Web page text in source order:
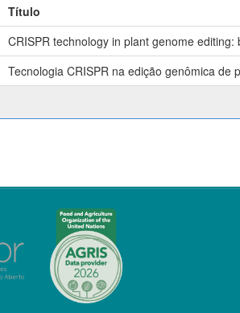
Título
CRISPR technology in plant genome
Tecnologia CRISPR na edição genômica de